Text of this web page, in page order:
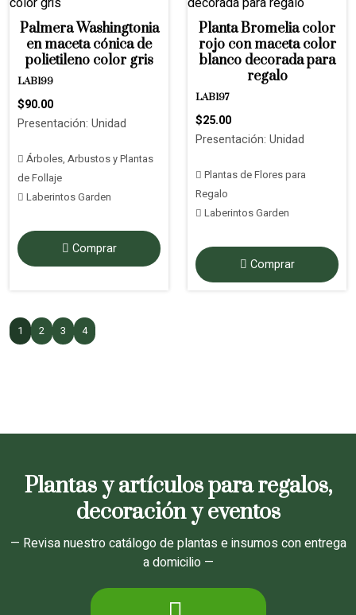
Palmera Washingtonia
en maceta cónica de
polietileno color gris
LAB199
$90.00
Presentación: Unidad
Árboles, Arbustos y Plantas
de Follaje
Laberintos Garden
Comprar
Planta Bromelia color
rojo con maceta color
blanco decorada para
regalo
LAB197
$25.00
Presentación: Unidad
Plantas de Flores para
Regalo
Laberintos Garden
Comprar
1 2 3 4
Plantas y artículos para regalos,
decoración y eventos
— Revisa nuestro catálogo de plantas e insumos con entrega
a domicilio —